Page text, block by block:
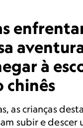
à
chinês
as crianças
subir e descer